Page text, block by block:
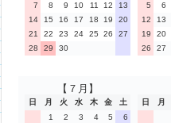
7
8 9 10 11 12
13
14
15 16 17 18 19
20
21
22 23 24 25 26
27
28
29 30
5
6
12
13
19
20
26
27
【７月】
日 月 火 水 木 金
土
1
2 3 4 5
6
日 月